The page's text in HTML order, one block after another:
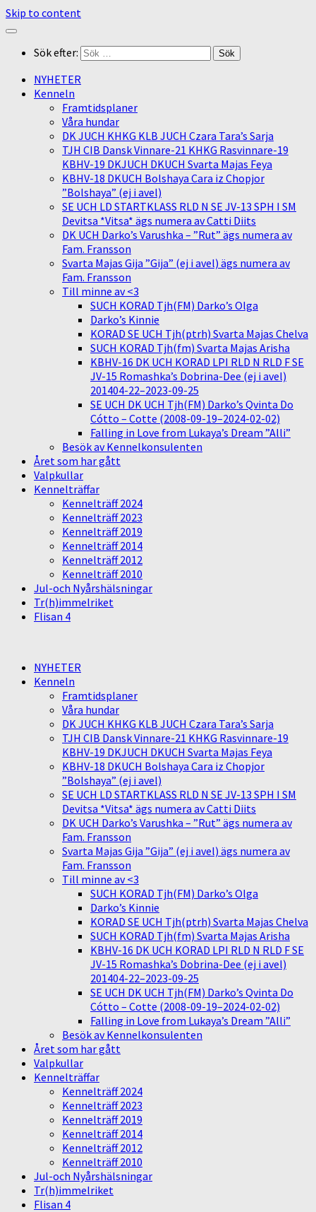
Skip to content
Sök efter:
NYHETER
Kenneln
Framtidsplaner
Våra hundar
DK JUCH KHKG KLB JUCH Czara Tara’s Sarja
TJH CIB Dansk Vinnare-21 KHKG Rasvinnare-19
KBHV-19 DKJUCH DKUCH Svarta Majas Feya
KBHV-18 DKUCH Bolshaya Cara iz Chopjor
”Bolshaya” (ej i avel)
SE UCH LD STARTKLASS RLD N SE JV-13 SPH I SM
Devitsa *Vitsa* ägs numera av Catti Diits
DK UCH Darko’s Varushka – ”Rut” ägs numera av
Fam. Fransson
Svarta Majas Gija ”Gija” (ej i avel) ägs numera av
Fam. Fransson
Till minne av <3
SUCH KORAD Tjh(FM) Darko’s Olga
Darko’s Kinnie
KORAD SE UCH Tjh(ptrh) Svarta Majas Chelva
SUCH KORAD Tjh(fm) Svarta Majas Arisha
KBHV-16 DK UCH KORAD LPI RLD N RLD F SE
JV-15 Romashka’s Dobrina-Dee (ej i avel)
201404-22–2023-09-25
SE UCH DK UCH Tjh(FM) Darko’s Qvinta Do
Cótto – Cotte (2008-09-19–2024-02-02)
Falling in Love from Lukaya’s Dream ”Alli”
Besök av Kennelkonsulenten
Året som har gått
Valpkullar
Kennelträffar
Kennelträff 2024
Kennelträff 2023
Kennelträff 2019
Kennelträff 2014
Kennelträff 2012
Kennelträff 2010
Jul-och Nyårshälsningar
Tr(h)immelriket
Flisan 4
NYHETER
Kenneln
Framtidsplaner
Våra hundar
DK JUCH KHKG KLB JUCH Czara Tara’s Sarja
TJH CIB Dansk Vinnare-21 KHKG Rasvinnare-19
KBHV-19 DKJUCH DKUCH Svarta Majas Feya
KBHV-18 DKUCH Bolshaya Cara iz Chopjor
”Bolshaya” (ej i avel)
SE UCH LD STARTKLASS RLD N SE JV-13 SPH I SM
Devitsa *Vitsa* ägs numera av Catti Diits
DK UCH Darko’s Varushka – ”Rut” ägs numera av
Fam. Fransson
Svarta Majas Gija ”Gija” (ej i avel) ägs numera av
Fam. Fransson
Till minne av <3
SUCH KORAD Tjh(FM) Darko’s Olga
Darko’s Kinnie
KORAD SE UCH Tjh(ptrh) Svarta Majas Chelva
SUCH KORAD Tjh(fm) Svarta Majas Arisha
KBHV-16 DK UCH KORAD LPI RLD N RLD F SE
JV-15 Romashka’s Dobrina-Dee (ej i avel)
201404-22–2023-09-25
SE UCH DK UCH Tjh(FM) Darko’s Qvinta Do
Cótto – Cotte (2008-09-19–2024-02-02)
Falling in Love from Lukaya’s Dream ”Alli”
Besök av Kennelkonsulenten
Året som har gått
Valpkullar
Kennelträffar
Kennelträff 2024
Kennelträff 2023
Kennelträff 2019
Kennelträff 2014
Kennelträff 2012
Kennelträff 2010
Jul-och Nyårshälsningar
Tr(h)immelriket
Flisan 4